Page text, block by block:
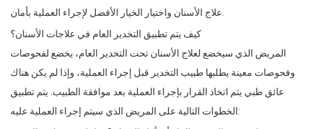
كيف يتم تطبيق التخدير العام في علاجات الأسنان؟
المريض الذي سيخضع لعلاج الأسنان تحت التخدير العام، يخضع لفحوصات
وفحوصات معينة يطلبها طبيب التخدير قبل إجراء العملية، وإذا لم يكن هناك
عائق طبي يتم اتخاذ القرار بإجراء العملية بعد موافقة الطبيب. يتم تطبيق
الخطوات التالية على المريض الذي سيتم إجراء العملية عليه: